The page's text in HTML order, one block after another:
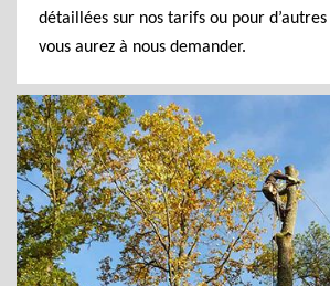
détaillées sur nos tarifs ou pour
vous aurez à nous demander.